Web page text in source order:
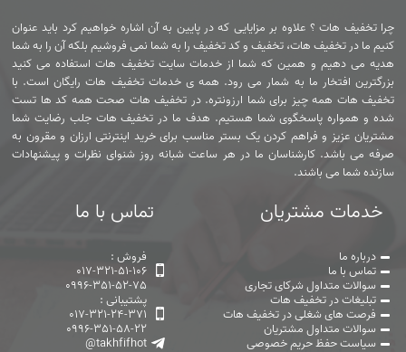
چرا تخفیف هات ؟ علاوه بر مزایایی که در پایین به آن اشاره خواهیم کرد باید عنوان
کنیم ما در تخفیف هات، تخفیف و کد تخفیف را به شما نمی فروشیم بلکه آن را به شما
هدیه می دهیم و همین که شما از خدمات سایت تخفیف هات استفاده می کنید
بزرگترین افتخار ما به شمار می رود. همه ی خدمات تخفیف هات رایگان است. با
تخفیف هات همه چیز برای شما ارزونتره. در تخفیف هات صحت همه کد ها تست
شده و همواره پاسخگوی شما هستیم. هدف ما در تخفیف هات جلب رضایت شما
مشتریان عزیز و فراهم کردن یک بستر مناسب برای خرید اینترنتی ارزان و مقرون به
صرفه می باشد. کارشناسان ما در هر ساعت شبانه روز شنوای نظرات و پیشنهادات
سازنده شما می باشند.
خدمات مشتریان
درباره ما
تماس با ما
سوالات متداول شرکای تجاری
تبلیغات در تخفیف هات
فرصت های شغلی در تخفیف هات
سوالات متداول مشتریان
سیاست حفظ حریم خصوصی
تماس با ما
فروش :
017-321-51-106
0996-351-52-75
پشتیبانی :
017-321-24-371
0996-351-58-22
@takhfifhot